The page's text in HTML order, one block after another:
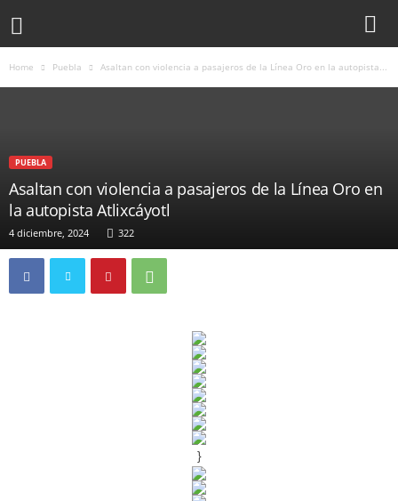
Home Puebla Asaltan con violencia a pasajeros de la Línea Oro en la autopista...
PUEBLA
Asaltan con violencia a pasajeros de la Línea Oro en
la autopista Atlixcáyotl
4 diciembre, 2024 322
}